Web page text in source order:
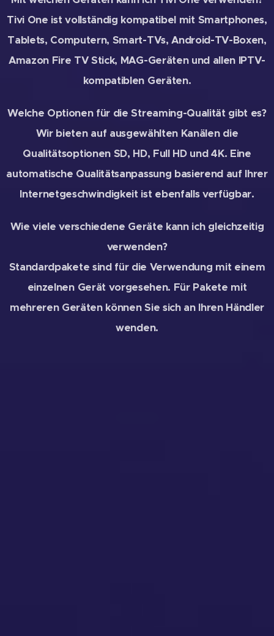
Tivi One ist vollständig kompatibel mit Smartphones,
Tablets, Computern, Smart-TVs, Android-TV-Boxen,
Amazon Fire TV Stick, MAG-Geräten und allen IPTV-
kompatiblen Geräten.
Welche Optionen für die Streaming-Qualität gibt es?
Wir bieten auf ausgewählten Kanälen die
Qualitätsoptionen SD, HD, Full HD und 4K. Eine
automatische Qualitätsanpassung basierend auf Ihrer
Internetgeschwindigkeit ist ebenfalls verfügbar.
Wie viele verschiedene Geräte kann ich gleichzeitig
verwenden?
Standardpakete sind für die Verwendung mit einem
einzelnen Gerät vorgesehen. Für Pakete mit
mehreren Geräten können Sie sich an Ihren Händler
wenden.